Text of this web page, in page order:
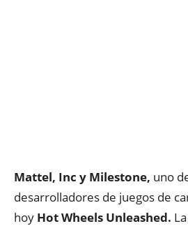
Mattel, Inc y Milestone, uno
desarrolladores de juegos de
hoy Hot Wheels Unleashed.